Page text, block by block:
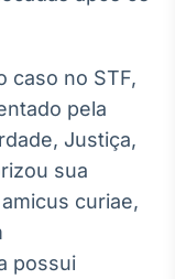
caso no STF,
pela
Justiça,
sua
curiae,
possui